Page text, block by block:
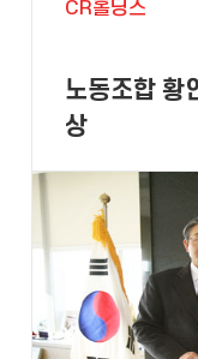
CR홀딩스
노동조합 황
상